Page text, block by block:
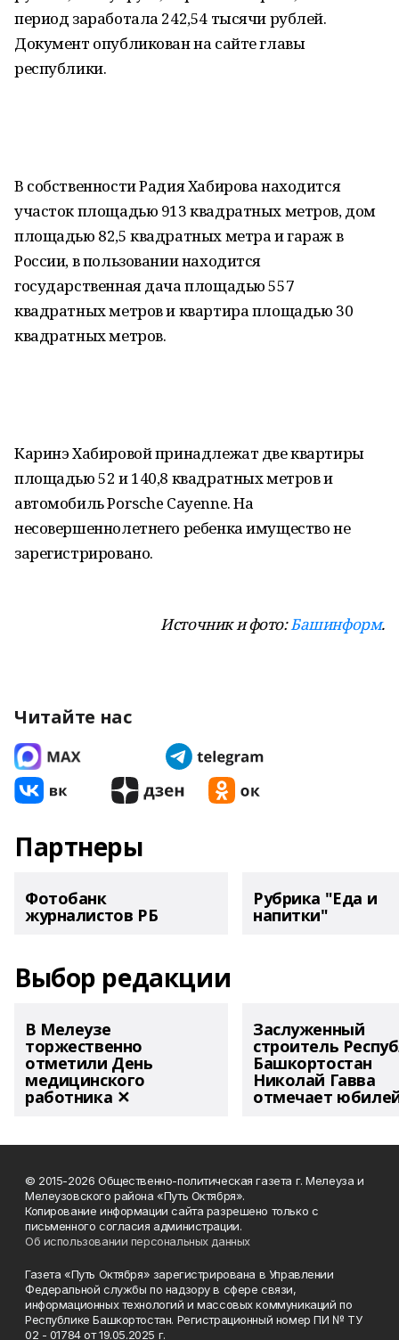
период заработала 242,54 тысячи рублей.
Документ опубликован на сайте главы
республики.
В собственности Радия Хабирова находится
участок площадью 913 квадратных метров, дом
площадью 82,5 квадратных метра и гараж в
России, в пользовании находится
государственная дача площадью 557
квадратных метров и квартира площадью 30
квадратных метров.
Каринэ Хабировой принадлежат две квартиры
площадью 52 и 140,8 квадратных метров и
автомобиль Porsche Cayenne. На
несовершеннолетнего ребенка имущество не
зарегистрировано.
Источник и фото:Башинформ.
Читайте нас
Партнеры
Фотобанк
журналистов РБ
Рубрика "Еда и
напитки"
Выбор редакции
В Мелеузе
торжественно
отметили День
медицинского
работника ✕
Заслуженный
строитель
Башкортостан
Николай Гавва
отмечает
© 2015-2026 Общественно-политическая газета г. Мелеуза и
Мелеузовского района «Путь Октября».
Копирование информации сайта разрешено только с
письменного согласия администрации.
Об использовании персональных данных
Газета «Путь Октября» зарегистрирована в Управлении
Федеральной службы по надзору в сфере связи,
информационных технологий и массовых коммуникаций по
Республике Башкортостан. Регистрационный номер ПИ № ТУ
02 - 01784 от 19.05.2025 г.